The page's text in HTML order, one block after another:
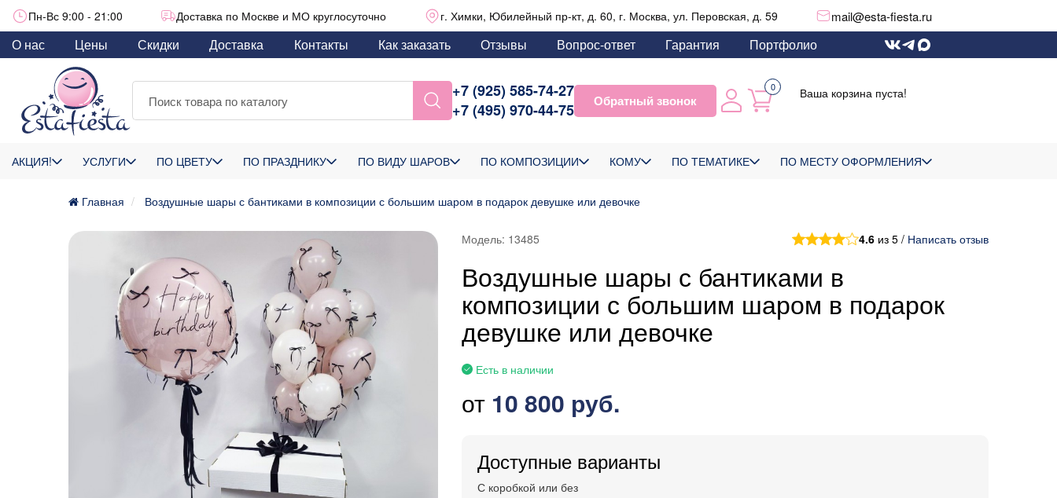
Пн-Вс 9:00 - 21:00 Доставка по Москве и МО круглосуточно г. Химки, Юбилейный пр-кт, д. 60, г. Москва, ул. Перовская, д. 59 mail@esta-fiesta.ru
О нас Цены Скидки Доставка Контакты Как заказать Отзывы Вопрос-ответ Гарантия Портфолио
+7 (925) 585-74-27
+7 (495) 970-44-75
Обратный звонок
0 Ваша корзина пуста!
АКЦИЯ! УСЛУГИ ПО ЦВЕТУ ПО ПРАЗДНИКУ ПО ВИДУ ШАРОВ ПО КОМПОЗИЦИИ КОМУ ПО ТЕМАТИКЕ ПО МЕСТУ ОФОРМЛЕНИЯ
Главная Воздушные шары с бантиками в композиции с большим шаром в подарок девушке или девочке
Модель: 13485 4.6 из 5 / Написать отзыв
Воздушные шары с бантиками в
композиции с большим шаром в подарок
девушке или девочке
Есть в наличии
от 10 800 руб.
Доступные варианты
С коробкой или без